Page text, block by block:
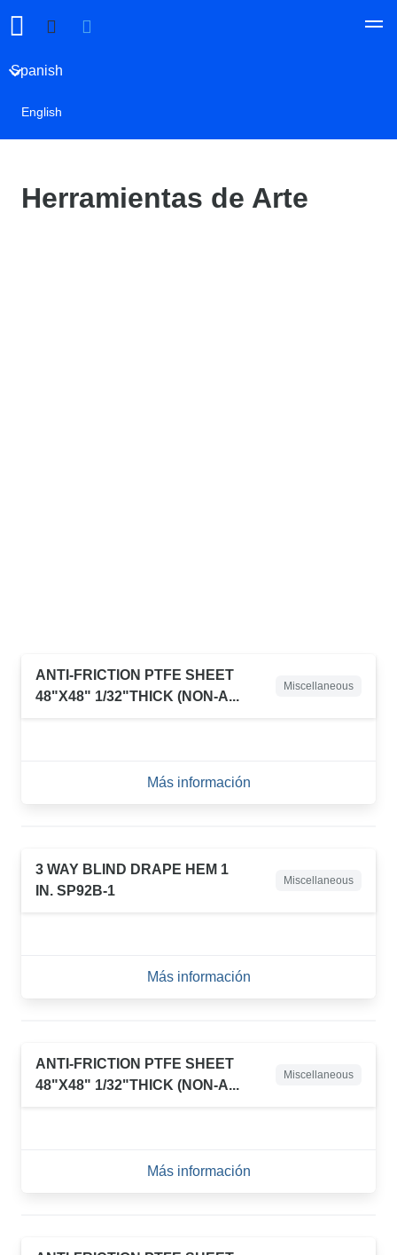
Spanish
English
Herramientas de Arte
ANTI-FRICTION PTFE SHEET
48"X48" 1/32"THICK (NON-A...
Miscellaneous
Más información
3 WAY BLIND DRAPE HEM 1
IN. SP92B-1
Miscellaneous
Más información
ANTI-FRICTION PTFE SHEET
48"X48" 1/32"THICK (NON-A...
Miscellaneous
Más información